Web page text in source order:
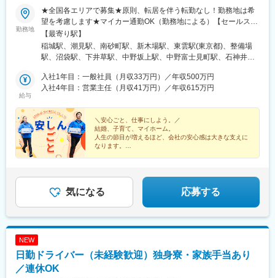
富田駅、平田駅(高知県)、多ノ郷駅、布師田駅、撫養駅、川原石
駅、伴中央駅、広島港・宇品駅、本郷駅(広島県)、八本松駅、東福
山駅、木次駅、遙堪駅、乃木駅、下府駅、八浜駅、金光駅、木見
駅、高野駅、厚東駅、長府駅、米川駅、山口駅(山口県)、新南陽
駅、萩駅、鳥取駅、三本松口駅、南瀬高駅、五郎丸駅、苅田駅、
赤間駅、伊賀駅、甘木駅(西鉄線)、新飯塚駅、橋本駅(福岡県)、貝
塚駅(福岡県)、雑餉隈駅、吉塚駅、西小倉駅、大塔駅、佐伯駅、豊
後豊岡駅、鶴崎駅、東中津駅、北友田駅、朝地駅、バルーンさが
駅、田代駅、東唐津駅、肥後大津駅、光の森駅、平成駅、西人吉
嶺駅、てだこ浦西駅、南方駅(宮崎県)、高鍋駅、三股駅、東旭川
駅、倶知安駅、岩見沢駅、新富士駅(北海道)、根室駅、新川駅(北
海道)、環状通東駅、南郷１３丁目駅、問寒別駅、東室蘭駅、ほし
み駅、深川駅、長都駅、西帯広駅、滝川駅、南稚内駅、利別駅、
沼ノ端駅、八雲駅、鵡川駅、七重浜駅、磯分内駅、富良野駅、西
駅、荒井駅(宮城県)、福田町駅、泉中央駅、古川駅、東白石駅、泉
駅(常磐線)、藤田駅、七日町駅、泉崎駅、中荒井駅、日立木駅、安
達駅、五百川駅、東酒田駅、高擶駅、置賜駅、山ノ目駅、花巻空
港駅(東北本線)、岩手飯岡駅、地ノ森駅、村崎野駅、横手駅、上飯
島駅、扇田駅、羽後四ツ屋駅、大曲駅(秋田県)、能代駅、西目駅、
駅、東陽町駅、八幡山駅、立会川駅、神戸駅(愛知県)、江端駅、箕
面船場阪大前駅、大間駅、大井競馬場前駅
勤務地
★全国各エリアで募集★原則、転居を伴う転勤なし！勤務地は希
望を考慮します★マイカー通勤OK（勤務地による）【セールスド
ライバー】【ルート（輸送）ドライバー】■関東エリア東京、埼
玉、神奈川、千葉、栃木、群馬、茨城■東海エリア愛知、三重、岐
阜、静岡■甲信越エリア新潟、長野、山梨■北陸エリア石川、福
国・四国エリア香川、愛媛、高知、徳島、広島、島根、岡山、山
口、鳥取■九州エリア福岡、長崎、大分、佐賀、熊本、鹿児島、沖
秋田、青森
【最寄り駅】
稲城駅、潮見駅、南砂町駅、新木場駅、東雲駅(東京都)、整備場
駅、沼袋駅、下井草駅、中野坂上駅、中野富士見町駅、石神井公
本庄早稲田駅、和光市駅、番田駅(神奈川県)、久里浜駅、港南台
駅、栢山駅、読売ランド前駅、武蔵新城駅、昭和駅、片岡駅、南
田羅駅、岩宿駅、上州新屋駅、新前橋駅、渋川駅、駒形駅、細谷
駅(群馬県)、千葉ニュータウン中央駅、湖北駅、江見駅、佐倉駅、
新習志野駅、木更津駅、川間駅、江戸川台駅、神立駅、みどりの
駅、野木駅、赤塚駅、下館駅、延方駅、常陸鴻巣駅、日立駅、佐
古木駅、三河安城駅、萩原駅(愛知県)、北岡崎駅、石仏駅、田県神
向ケ丘駅、三河一宮駅、竹村駅、港区役所駅、新守山駅、尾張星
の宮駅、本郷駅(愛知県)、佐那具駅、朝熊駅、亀山駅(三重県)、霞
ケ浦駅、六軒駅(三重県)、尾鷲駅、加佐登駅、江吉良駅、新加納
駅、中条駅、宮内駅(新潟県)、魚沼丘陵駅、茨目駅、伊那北駅、広
丘駅、岩村田駅、村山駅(長野県)、信濃常盤駅、田中駅、切石駅、
給与
入社1年目：一般社員（月収33万円）／年収500万円
入社4年目：営業主任（月収41万円）／年収615万円
＼安心ごと、仕事にしよう。／
結婚、子育て、マイホーム。
人生の節目が増えるほど、会社の安心感は大きな支えに
なります。
◎男性も育休実績あり・退職金や家族手当あり
気になる 応募する
NEW
日勤ドライバー（未経験歓迎）独身寮・家族手当あり
／連休OK